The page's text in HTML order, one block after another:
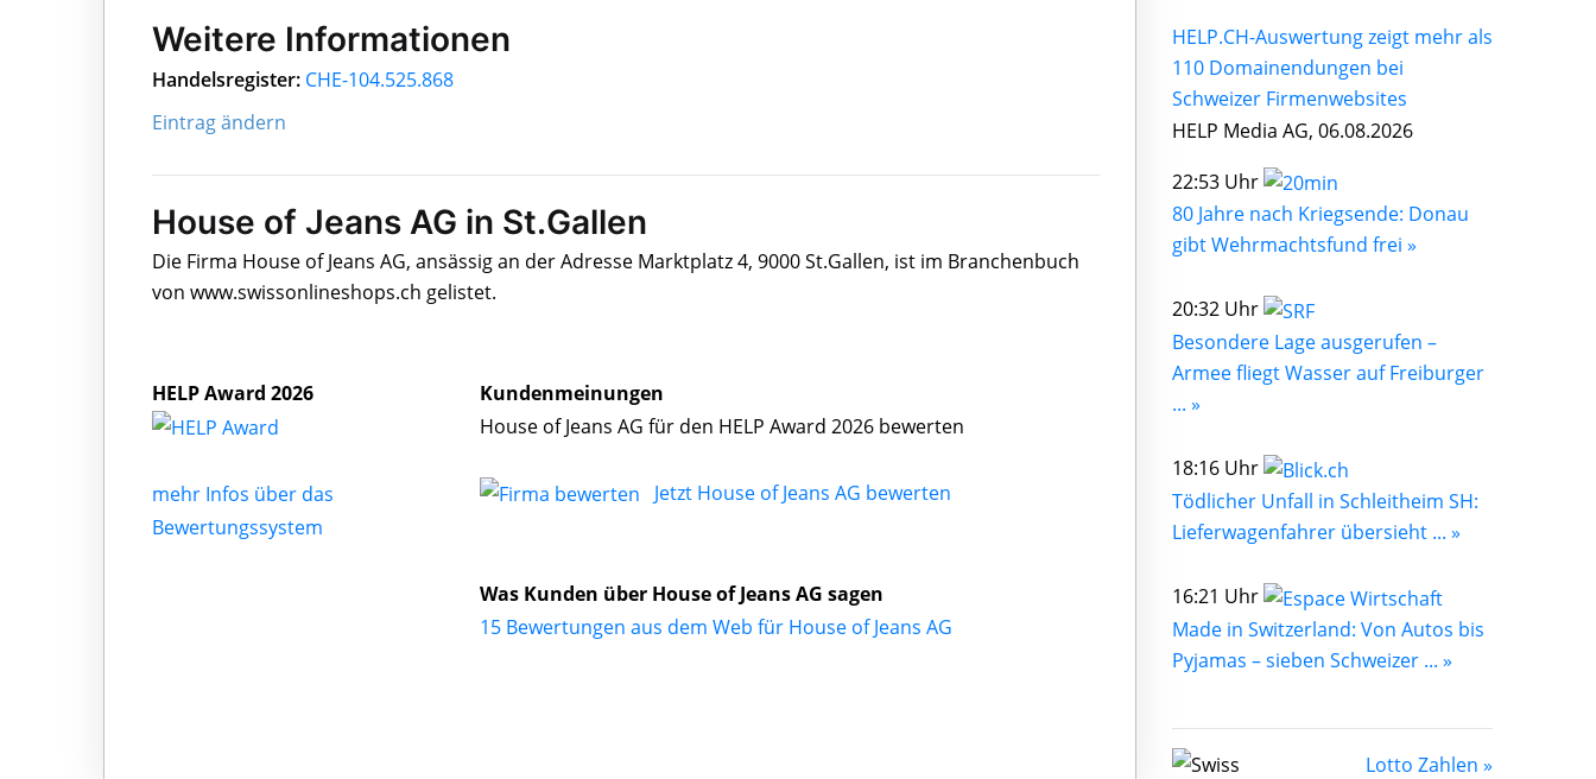
Weitere Informationen
Handelsregister: CHE-104.525.868
Eintrag ändern
House of Jeans AG in St.Gallen
Die Firma House of Jeans AG, ansässig an der Adresse Marktplatz 4, 9000 St.Gallen, ist im Branchenbuch
von www.swissonlineshops.ch gelistet.
HELP Award 2026
mehr Infos über das
Bewertungssystem
Kundenmeinungen
House of Jeans AG für den HELP Award 2026 bewerten
Jetzt House of Jeans AG bewerten
Was Kunden über House of Jeans AG sagen
15 Bewertungen aus dem Web für House of Jeans AG
HELP.CH-Auswertung zeigt mehr als
110 Domainendungen bei
Schweizer Firmenwebsites
HELP Media AG, 06.08.2026
22:53 Uhr
80 Jahre nach Kriegsende: Donau
gibt Wehrmachtsfund frei »
20:32 Uhr
Besondere Lage ausgerufen –
Armee fliegt Wasser auf Freiburger
... »
18:16 Uhr
Tödlicher Unfall in Schleitheim SH:
Lieferwagenfahrer übersieht ... »
16:21 Uhr
Made in Switzerland: Von Autos bis
Pyjamas – sieben Schweizer ... »
Lotto Zahlen »